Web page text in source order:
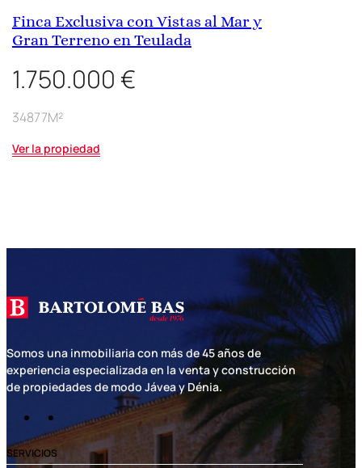
Finca Exclusiva con Vistas al Mar y
Gran Terreno en Teulada
1.750.000 €
34877M²
Ver la propiedad
Somos una inmobiliaria con más de 45 años de
experiencia especializada en la venta y construcción
de propiedades de modo Jávea y Dénia.
SERVICIOS